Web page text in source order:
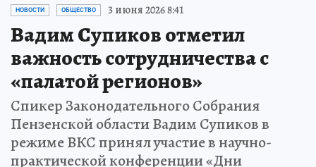
НОВОСТИ ОБЩЕСТВО 3 июня 2026 8:41
Вадим Супиков отметил
важность сотрудничества с
«палатой регионов»
Спикер Законодательного Собрания
Пензенской области Вадим Супиков в
режиме ВКС принял участие в научно-
практической конференции «Дни